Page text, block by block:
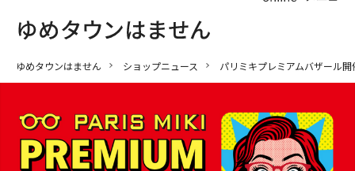
ゆめタウンはません ショップニュース パリミキプレミアムバザール開